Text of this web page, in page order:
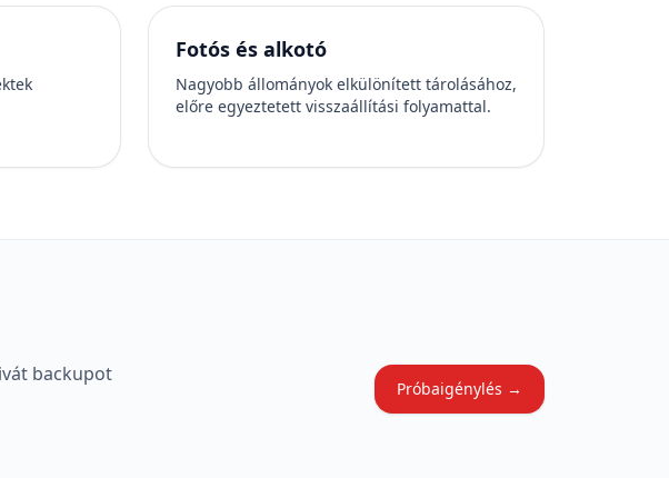
Fotós és alkotó
Nagyobb állományok elkülönített tárolásához,
előre egyeztetett visszaállítási folyamattal.
backupot
Próbaigénylés →